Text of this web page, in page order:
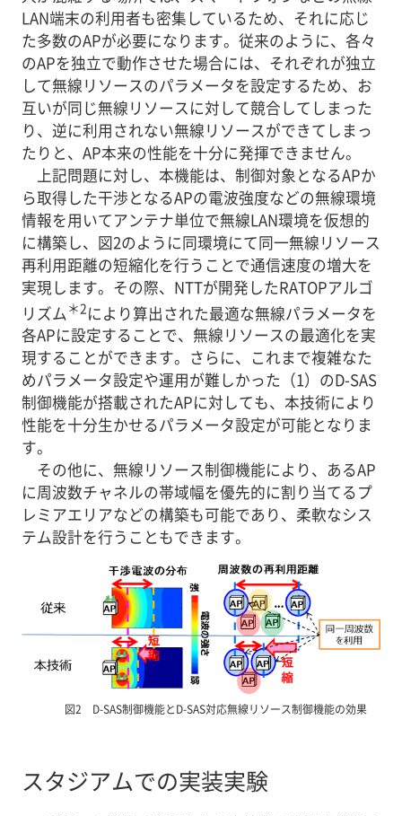
LAN端末の利用者も密集しているため、それに応じ
た多数のAPが必要になります。従来のように、各々
のAPを独立で動作させた場合には、それぞれが独立
して無線リソースのパラメータを設定するため、お
互いが同じ無線リソースに対して競合してしまった
り、逆に利用されない無線リソースができてしまっ
たりと、AP本来の性能を十分に発揮できません。
上記問題に対し、本機能は、制御対象となるAPか
ら取得した干渉となるAPの電波強度などの無線環境
情報を用いてアンテナ単位で無線LAN環境を仮想的
に構築し、図2のように同環境にて同一無線リソース
再利用距離の短縮化を行うことで通信速度の増大を
実現します。その際、NTTが開発したRATOPアルゴ
リズム ＊2により算出された最適な無線パラメータを
各APに設定することで、無線リソースの最適化を実
現することができます。さらに、これまで複雑なた
めパラメータ設定や運用が難しかった（1）のD-SAS
制御機能が搭載されたAPに対しても、本技術により
性能を十分生かせるパラメータ設定が可能となりま
す。
その他に、無線リソース制御機能により、あるAP
に周波数チャネルの帯域幅を優先的に割り当てるプ
レミアエリアなどの構築も可能であり、柔軟なシス
テム設計を行うこともできます。
図2 D-SAS制御機能とD-SAS対応無線リソース制御機能の効果
スタジアムでの実装実験